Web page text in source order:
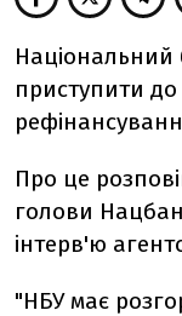
Національний
приступити
Про це
голови
інтерв'ю
"НБУ має